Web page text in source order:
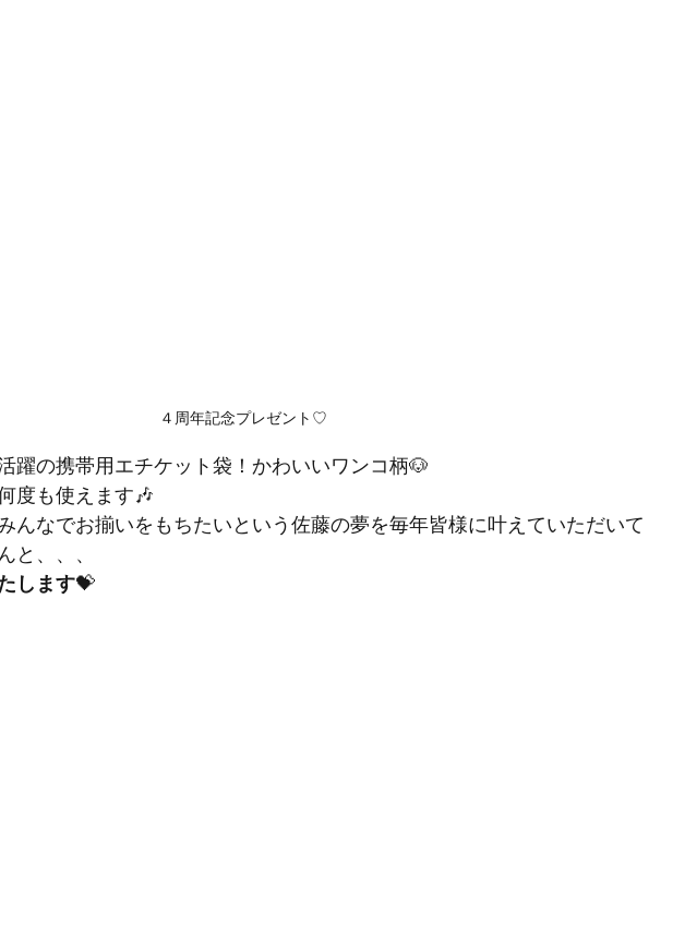
４周年記念プレゼント♡
躍の携帯用エチケット袋！かわいいワンコ柄🐶
度も使えます🎶
んなでお揃いをもちたいという佐藤の夢を毎年皆様に叶えていただいて
と、、、
します💝